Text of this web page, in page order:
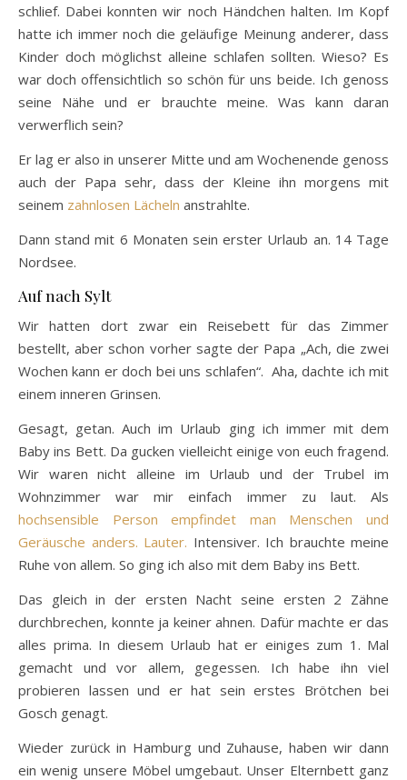
schlief. Dabei konnten wir noch Händchen halten. Im Kopf
hatte ich immer noch die geläufige Meinung anderer, dass
Kinder doch möglichst alleine schlafen sollten. Wieso? Es
war doch offensichtlich so schön für uns beide. Ich genoss
seine Nähe und er brauchte meine. Was kann daran
verwerflich sein?
Er lag er also in unserer Mitte und am Wochenende genoss
auch der Papa sehr, dass der Kleine ihn morgens mit
seinem zahnlosen Lächeln anstrahlte.
Dann stand mit 6 Monaten sein erster Urlaub an. 14 Tage
Nordsee.
Auf nach Sylt
Wir hatten dort zwar ein Reisebett für das Zimmer
bestellt, aber schon vorher sagte der Papa „Ach, die zwei
Wochen kann er doch bei uns schlafen“. Aha, dachte ich mit
einem inneren Grinsen.
Gesagt, getan. Auch im Urlaub ging ich immer mit dem
Baby ins Bett. Da gucken vielleicht einige von euch fragend.
Wir waren nicht alleine im Urlaub und der Trubel im
Wohnzimmer war mir einfach immer zu laut. Als
hochsensible Person empfindet man Menschen und
Geräusche anders. Lauter. Intensiver. Ich brauchte meine
Ruhe von allem. So ging ich also mit dem Baby ins Bett.
Das gleich in der ersten Nacht seine ersten 2 Zähne
durchbrechen, konnte ja keiner ahnen. Dafür machte er das
alles prima. In diesem Urlaub hat er einiges zum 1. Mal
gemacht und vor allem, gegessen. Ich habe ihn viel
probieren lassen und er hat sein erstes Brötchen bei
Gosch genagt.
Wieder zurück in Hamburg und Zuhause, haben wir dann
ein wenig unsere Möbel umgebaut. Unser Elternbett ganz